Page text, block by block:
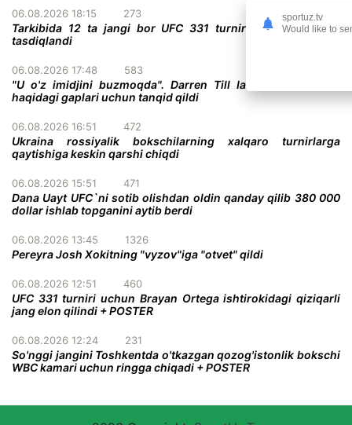
06.08.2026 18:15 273
Tarkibida 12 ta jangi bor UFC 331 turnirining to'liq kardi
tasdiqlandi
06.08.2026 17:48 583
"U o'z imidjini buzmoqda". Darren Till Ian Gerrini ayollar
haqidagi gaplari uchun tanqid qildi
06.08.2026 16:51 472
Ukraina rossiyalik bokschilarning xalqaro turnirlarga
qaytishiga keskin qarshi chiqdi
06.08.2026 15:51 471
Dana Uayt UFC`ni sotib olishdan oldin qanday qilib 380 000
dollar ishlab topganini aytib berdi
06.08.2026 13:45 1326
Pereyra Josh Xokitning "vyzov"iga "otvet" qildi
06.08.2026 12:51 460
UFC 331 turniri uchun Brayan Ortega ishtirokidagi qiziqarli
jang elon qilindi + POSTER
06.08.2026 12:24 231
So'nggi jangini Toshkentda o'tkazgan qozog'istonlik bokschi
WBC kamari uchun ringga chiqadi + POSTER
sportuz.tv
Would like to